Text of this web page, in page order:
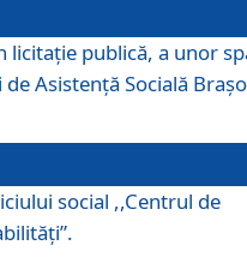
publică, a unor
Asistență Socială
social ,,Centrul de